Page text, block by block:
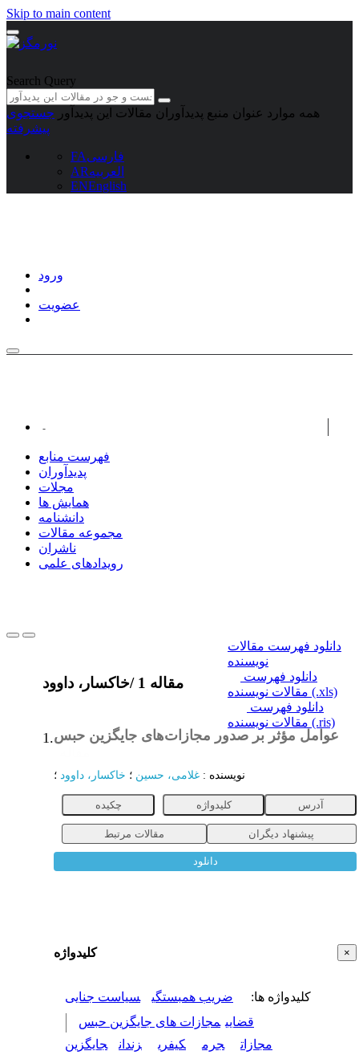
Skip to main content
Search Query
همه موارد عنوان منبع پدیدآوران مقالات این پدیدآور جستجوی
پیشرفته
FAفارسی
ARالعربیه
ENEnglish
ورود
عضویت
فهرست منابع
پدیدآوران
مجلات
همایش ها
دانشنامه
مجموعه مقالات
ناشران
رویدادهای علمی
خاکسار، داوود/ 1 مقاله
دانلود فهرست مقالات
نویسنده
مقالات نویسنده (.xls)
مقالات نویسنده (.ris)
1.عوامل مؤثر بر صدور مجازات‌های جایگزین حبس
نویسنده : غلامی، حسین ؛ خاکسار، داوود ؛
چکیده کلیدواژه آدرس
مقالات مرتبط پیشنهاد دیگران
دانلود
× کلیدواژه
کلیدواژه ها: ضریب همبستگی
سیاست جنایی
قضایی مجازات های جایگزین حبس
مجازات
جرم کیفری زندان
جایگزین